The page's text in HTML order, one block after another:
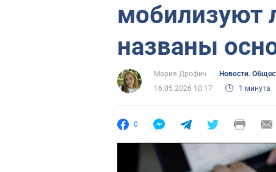
мобилизуют
названы
Мария Дрофич
Новости.
16.05.2026 10:17
1 минута
0